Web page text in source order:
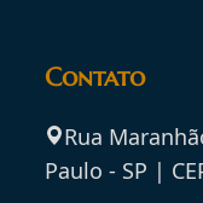
Contato
Rua
Paulo - SP |